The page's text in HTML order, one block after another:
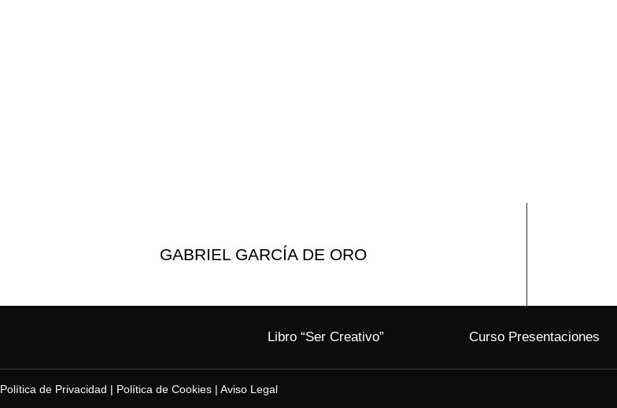
GABRIEL GARCÍA DE ORO
Libro “Ser Creativo” Curso Presentaciones
Política de Privacidad | Política de Cookies | Aviso Legal